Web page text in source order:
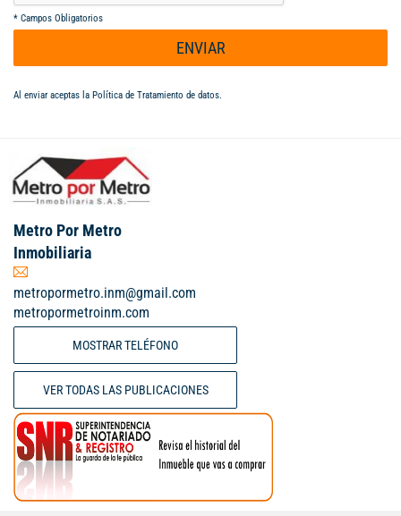
* Campos Obligatorios
ENVIAR
Al enviar aceptas la Política de Tratamiento de datos.
Metro Por Metro
Inmobiliaria
metropormetro.inm@gmail.com
metropormetroinm.com
MOSTRAR TELÉFONO
VER TODAS LAS PUBLICACIONES